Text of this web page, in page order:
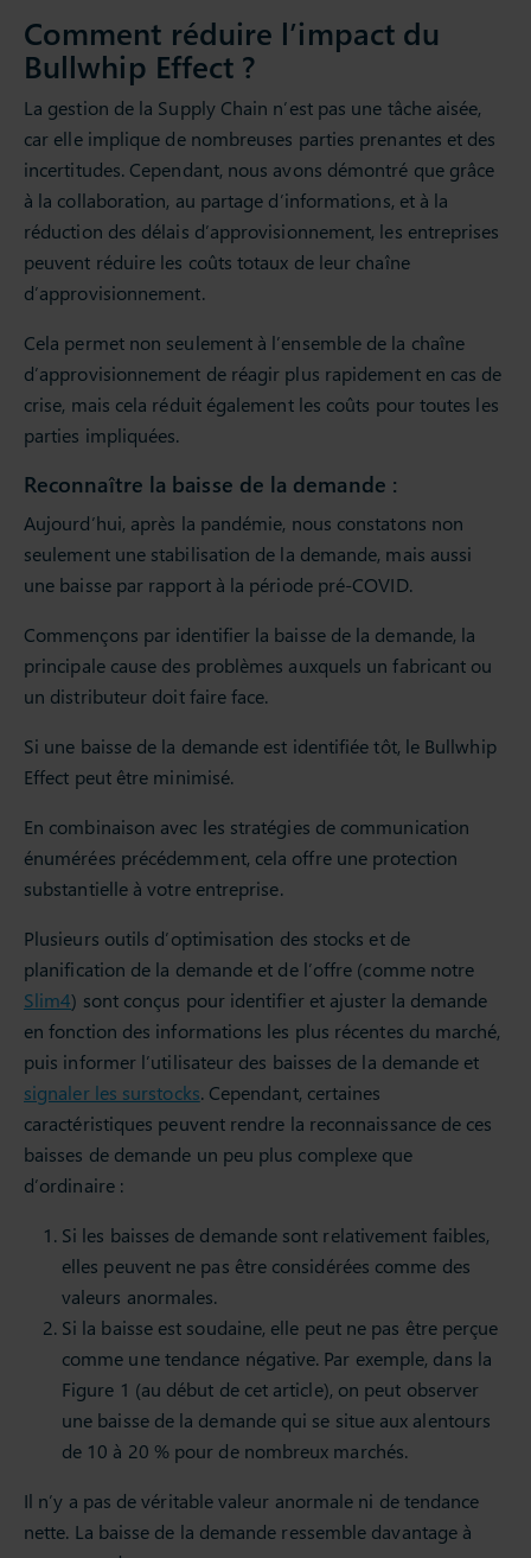
Comment réduire l’impact du
Bullwhip Effect ?
La gestion de la Supply Chain n’est pas une tâche aisée,
car elle implique de nombreuses parties prenantes et des
incertitudes. Cependant, nous avons démontré que grâce
à la collaboration, au partage d’informations, et à la
réduction des délais d’approvisionnement, les entreprises
peuvent réduire les coûts totaux de leur chaîne
d’approvisionnement.
Cela permet non seulement à l’ensemble de la chaîne
d’approvisionnement de réagir plus rapidement en cas de
crise, mais cela réduit également les coûts pour toutes les
parties impliquées.
Reconnaître la baisse de la demande :
Aujourd’hui, après la pandémie, nous constatons non
seulement une stabilisation de la demande, mais aussi
une baisse par rapport à la période pré-COVID.
Commençons par identifier la baisse de la demande, la
principale cause des problèmes auxquels un fabricant ou
un distributeur doit faire face.
Si une baisse de la demande est identifiée tôt, le Bullwhip
Effect peut être minimisé.
En combinaison avec les stratégies de communication
énumérées précédemment, cela offre une protection
substantielle à votre entreprise.
Plusieurs outils d’optimisation des stocks et de
planification de la demande et de l’offre (comme notre
Slim4) sont conçus pour identifier et ajuster la demande
en fonction des informations les plus récentes du marché,
puis informer l’utilisateur des baisses de la demande et
signaler les surstocks. Cependant, certaines
caractéristiques peuvent rendre la reconnaissance de ces
baisses de demande un peu plus complexe que
d’ordinaire :
Si les baisses de demande sont relativement faibles,
elles peuvent ne pas être considérées comme des
valeurs anormales.
Si la baisse est soudaine, elle peut ne pas être perçue
comme une tendance négative. Par exemple, dans la
Figure 1 (au début de cet article), on peut observer
une baisse de la demande qui se situe aux alentours
de 10 à 20 % pour de nombreux marchés.
Il n’y a pas de véritable valeur anormale ni de tendance
nette. La baisse de la demande ressemble davantage à